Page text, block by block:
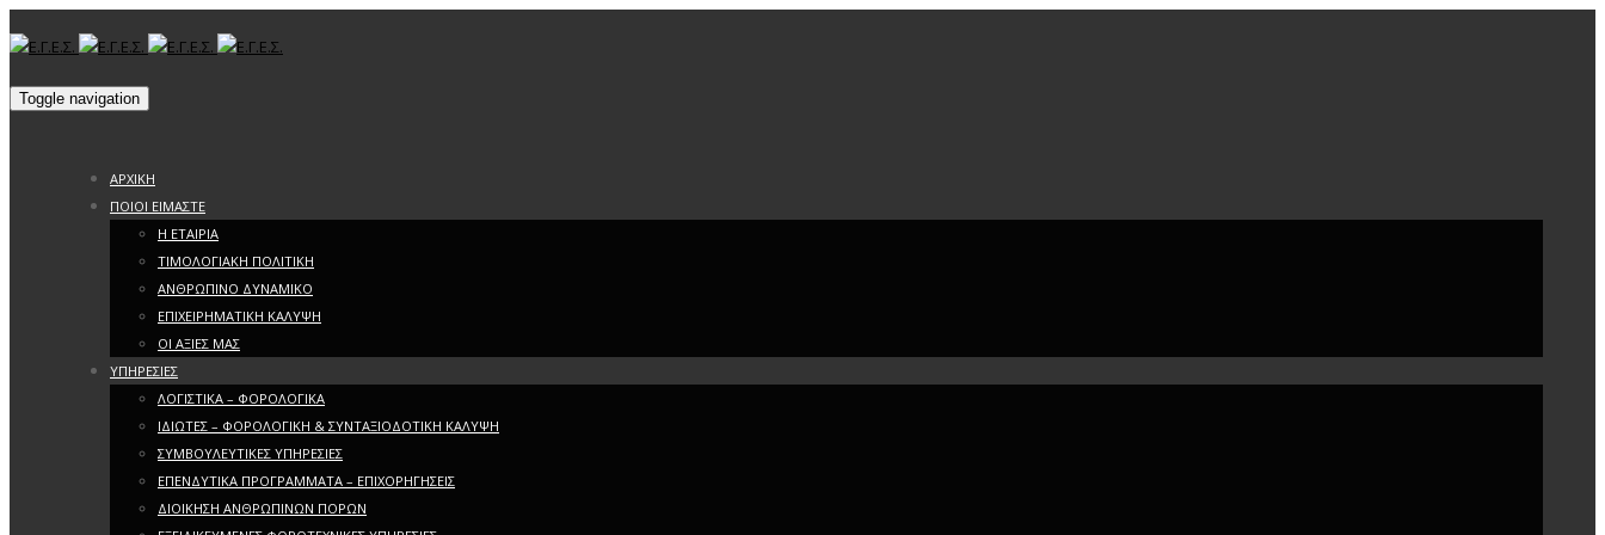
Toggle navigation
ΑΡΧΙΚΗ
ΠΟΙΟΙ ΕΙΜΑΣΤΕ
Η ΕΤΑΙΡΙΑ
ΤΙΜΟΛΟΓΙΑΚΗ ΠΟΛΙΤΙΚΗ
ΑΝΘΡΩΠΙΝΟ ΔΥΝΑΜΙΚΟ
ΕΠΙΧΕΙΡΗΜΑΤΙΚΗ ΚΑΛΥΨΗ
ΟΙ ΑΞΙΕΣ ΜΑΣ
ΥΠΗΡΕΣΙΕΣ
ΛΟΓΙΣΤΙΚΑ – ΦΟΡΟΛΟΓΙΚΑ
ΙΔΙΩΤΕΣ – ΦΟΡΟΛΟΓΙΚΗ & ΣΥΝΤΑΞΙΟΔΟΤΙΚΗ ΚΑΛΥΨΗ
ΣΥΜΒΟΥΛΕΥΤΙΚΕΣ ΥΠΗΡΕΣΙΕΣ
ΕΠΕΝΔΥΤΙΚΑ ΠΡΟΓΡΑΜΜΑΤΑ – ΕΠΙΧΟΡΗΓΗΣΕΙΣ
ΔΙΟΙΚΗΣΗ ΑΝΘΡΩΠΙΝΩΝ ΠΟΡΩΝ